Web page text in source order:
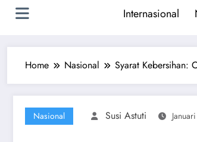
Internasional
Home Nasional Syarat Kebersihan:
Nasional Susi Astuti